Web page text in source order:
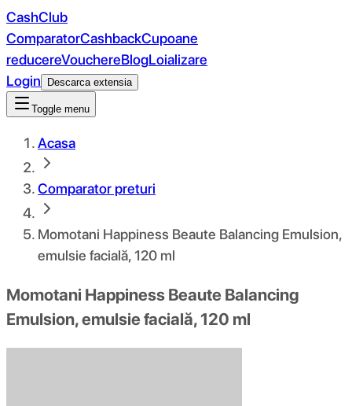
CashClub
ComparatorCashbackCupoane
reducereVouchereBlogLoializare
Login
Descarca extensia
Toggle menu
Acasa
Comparator preturi
Momotani Happiness Beaute Balancing Emulsion,
emulsie facială, 120 ml
Momotani Happiness Beaute Balancing
Emulsion, emulsie facială, 120 ml